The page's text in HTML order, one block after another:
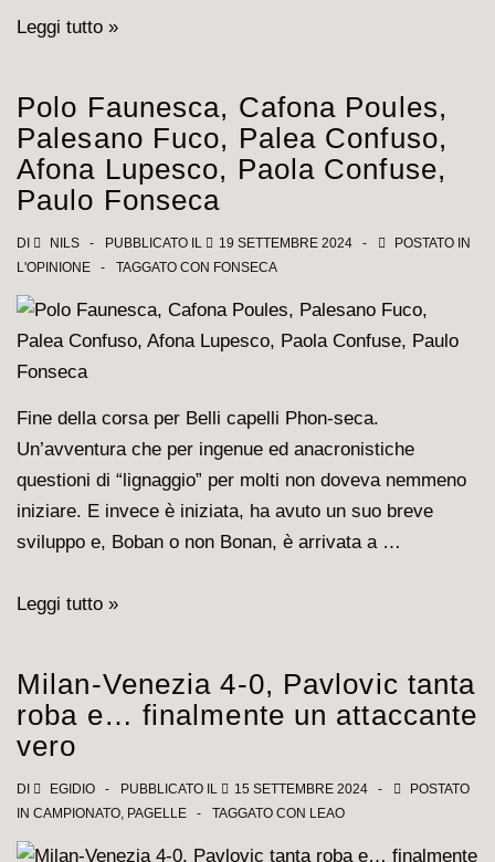
Inter
1-
2:
Le
pagelle
dei
rossoneri
Leggi tutto »
Polo Faunesca, Cafona Poules,
Palesano Fuco, Palea Confuso,
Afona Lupesco, Paola Confuse,
Paulo Fonseca
DI NILS PUBBLICATO IL 19 SETTEMBRE 2024
POSTATO IN
L'OPINIONE
TAGGATO CON FONSECA
Fine della corsa per Belli capelli Phon-seca.
Un’avventura che per ingenue ed anacronistiche
questioni di “lignaggio” per molti non doveva nemmeno
iniziare. E invece è iniziata, ha avuto un suo breve
sviluppo e, Boban o non Bonan, è arrivata a …
Polo
Poules,
Palesano
Fuco,
Palea
Confuso,
Afona
Leggi tutto »
Milan-Venezia 4-0, Pavlovic tanta
roba e… finalmente un attaccante
vero
DI EGIDIO PUBBLICATO IL 15 SETTEMBRE 2024
IN CAMPIONATO, PAGELLE TAGGATO CON LEAO